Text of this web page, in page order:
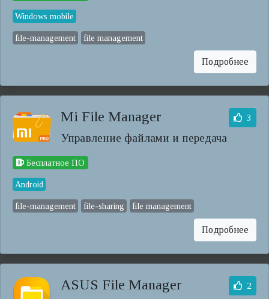
Windows mobile
file-management file management
Подробнее
Mi File Manager
Управление файлами и передача
3
Бесплатное ПО
Android
file-management file-sharing file management
Подробнее
ASUS File Manager 2